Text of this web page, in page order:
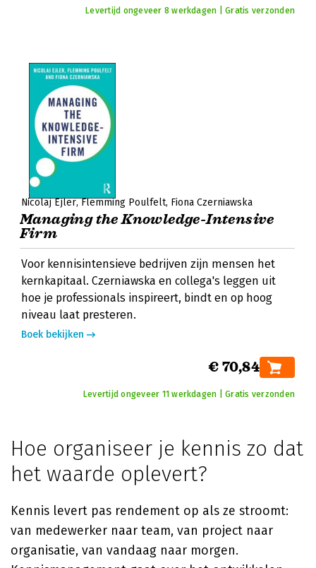
Levertijd ongeveer 8 werkdagen | Gratis verzonden
Nicolaj Ejler Flemming Poulfelt Fiona Czerniawska
Managing the Knowledge-Intensive
Firm
Voor kennisintensieve bedrijven zijn mensen het
kernkapitaal. Czerniawska en collega's leggen uit
hoe je professionals inspireert, bindt en op hoog
niveau laat presteren.
Boek bekijken
€ 70,84
Levertijd ongeveer 11 werkdagen | Gratis verzonden
Hoe organiseer je kennis zo dat
het waarde oplevert?
Kennis levert pas rendement op als ze stroomt:
van medewerker naar team, van project naar
organisatie, van vandaag naar morgen.